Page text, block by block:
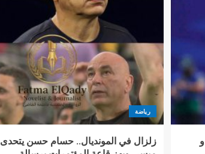
رياضة
زلزال في المونديال.. حسام حسن يتحدى